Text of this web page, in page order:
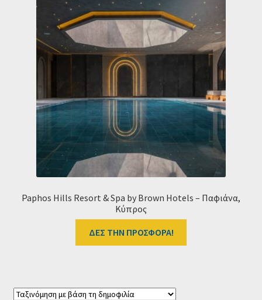
Καλάθι
Κατάστημα
Ταμείο
Paphos Hills Resort & Spa by Brown Hotels – Παφιάνα,
Κύπρος
ΔΕΣ ΤΗΝ ΠΡΟΣΦΟΡΑ!